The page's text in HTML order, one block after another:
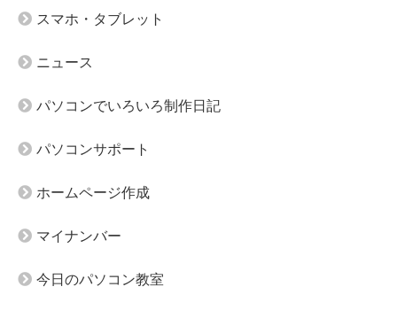
スマホ・タブレット
ニュース
パソコンでいろいろ制作日記
パソコンサポート
ホームページ作成
マイナンバー
今日のパソコン教室